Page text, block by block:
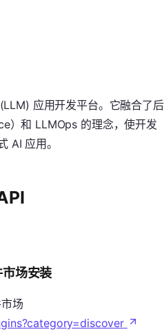
应用开发平台。它融合了后
）和 LLMOps 的理念，使开发
AI 应用。
场安装
场